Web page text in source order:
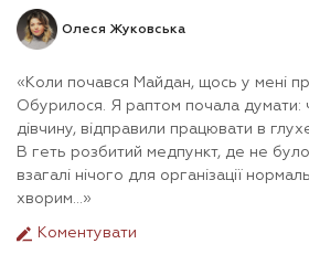
Олеся Жуковська
«Коли почався Майдан, щось у мені
Обурилося. Я раптом почала думати:
дівчину, відправили працювати в
В геть розбитий медпункт, де не було
взагалі нічого для організації
хворим…»
Коментувати